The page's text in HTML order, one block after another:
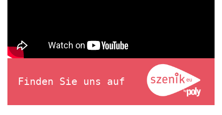
Finden Sie uns auf